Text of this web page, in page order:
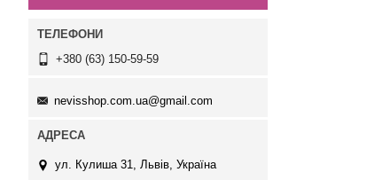
+380 (63) 150-59-59
nevisshop.com.ua@gmail.com
ул. Кулиша 31, Львів, Україна